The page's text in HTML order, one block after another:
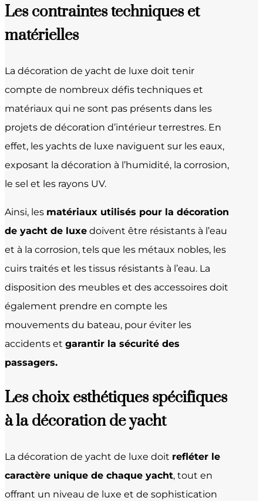
Les contraintes techniques et
matérielles
La décoration de yacht de luxe doit tenir
compte de nombreux défis techniques et
matériaux qui ne sont pas présents dans les
projets de décoration d’intérieur terrestres. En
effet, les yachts de luxe naviguent sur les eaux,
exposant la décoration à l’humidité, la corrosion,
le sel et les rayons UV.
Ainsi, les matériaux utilisés pour la décoration
de yacht de luxe doivent être résistants à l’eau
et à la corrosion, tels que les métaux nobles, les
cuirs traités et les tissus résistants à l’eau. La
disposition des meubles et des accessoires doit
également prendre en compte les
mouvements du bateau, pour éviter les
accidents et garantir la sécurité des
passagers.
Les choix esthétiques spécifiques
à la décoration de yacht
La décoration de yacht de luxe doit refléter le
caractère unique de chaque yacht, tout en
offrant un niveau de luxe et de sophistication